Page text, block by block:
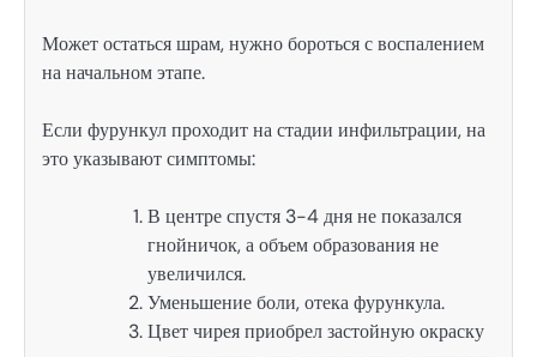
Может остаться шрам, нужно бороться с воспалением
на начальном этапе.
Если фурункул проходит на стадии инфильтрации, на
это указывают симптомы:
В центре спустя 3-4 дня не показался
гнойничок, а объем образования не
увеличился.
Уменьшение боли, отека фурункула.
Цвет чирея приобрел застойную окраску